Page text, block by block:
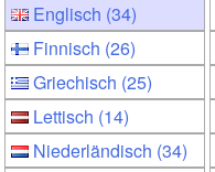
Englisch (34)
Finnisch (26)
Griechisch (25)
Lettisch (14)
Niederländisch (34)